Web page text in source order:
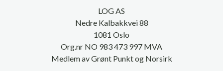
LOG AS
Nedre Kalbakkvei 88
1081 Oslo
Org.nr NO 983 473 997 MVA
Medlem av Grønt Punkt og Norsirk